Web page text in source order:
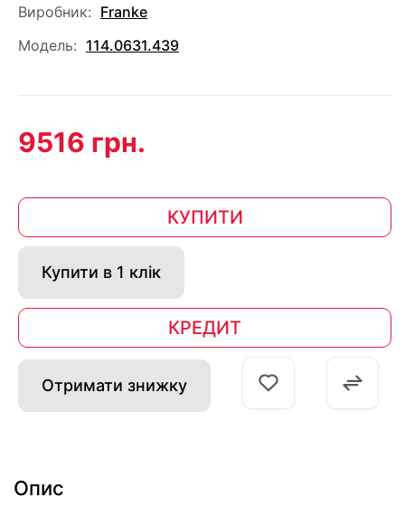
Виробник: Franke
Модель: 114.0631.439
9516 грн.
КУПИТИ
Купити в 1 клік
КРЕДИТ
Отримати знижку
Опис